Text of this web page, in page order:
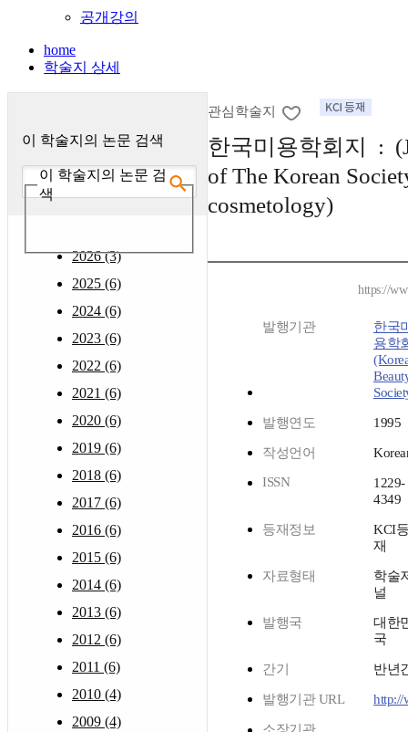
공개강의
home
학술지 상세
이 학술지의 논문 검색
이 학술지의 논문 검
색
2026 (3)
2025 (6)
2024 (6)
2023 (6)
2022 (6)
2021 (6)
2020 (6)
2019 (6)
2018 (6)
2017 (6)
2016 (6)
2015 (6)
2014 (6)
2013 (6)
2012 (6)
2011 (6)
2010 (4)
2009 (4)
관심학술지
한국미용학회지 :
of The Korean
cosmetology)
https://
발행기관
한국
용학
발행연도 1995
작성언어
ISSN
1229-
4349
등재정보
KCI등
재
자료형태
학술
널
발행국
대한
국
간기 반년
발행기관 URL http://